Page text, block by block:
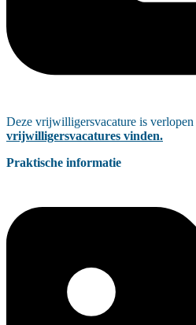
Deze vrijwilligersvacature is verlopen
vrijwilligersvacatures vinden.
Praktische informatie